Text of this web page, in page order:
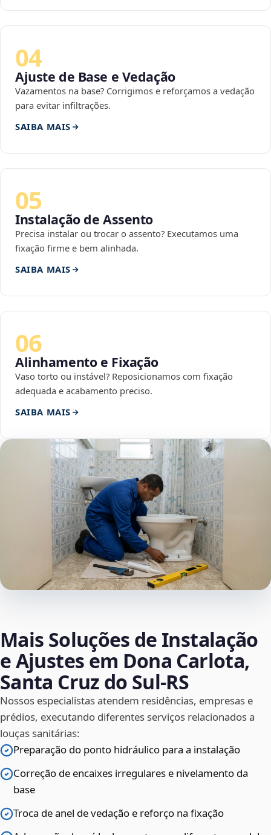
04
Ajuste de Base e Vedação
Vazamentos na base? Corrigimos e reforçamos a vedação
para evitar infiltrações.
SAIBA MAIS
05
Instalação de Assento
Precisa instalar ou trocar o assento? Executamos uma
fixação firme e bem alinhada.
SAIBA MAIS
06
Alinhamento e Fixação
Vaso torto ou instável? Reposicionamos com fixação
adequada e acabamento preciso.
SAIBA MAIS
Mais Soluções de Instalação
e Ajustes em Dona Carlota,
Santa Cruz do Sul‑RS
Nossos especialistas atendem residências, empresas e
prédios, executando diferentes serviços relacionados a
louças sanitárias:
Preparação do ponto hidráulico para a instalação
Correção de encaixes irregulares e nivelamento da
base
Troca de anel de vedação e reforço na fixação